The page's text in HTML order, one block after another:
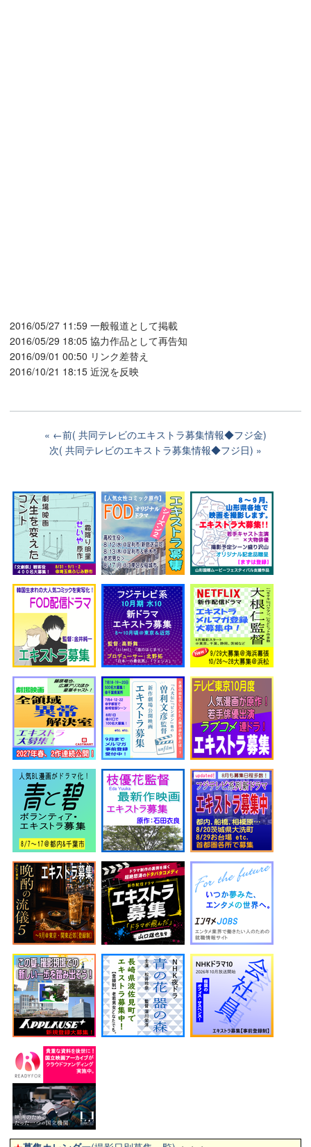
2016/05/27 11:59 一般報道として掲載
2016/05/29 18:05 協力作品として再告知
2016/09/01 00:50 リンク差替え
2016/10/21 18:15 近況を反映
←前( 共同テレビのエキストラ募集情報◆フジ金)
次( 共同テレビのエキストラ募集情報◆フジ日)